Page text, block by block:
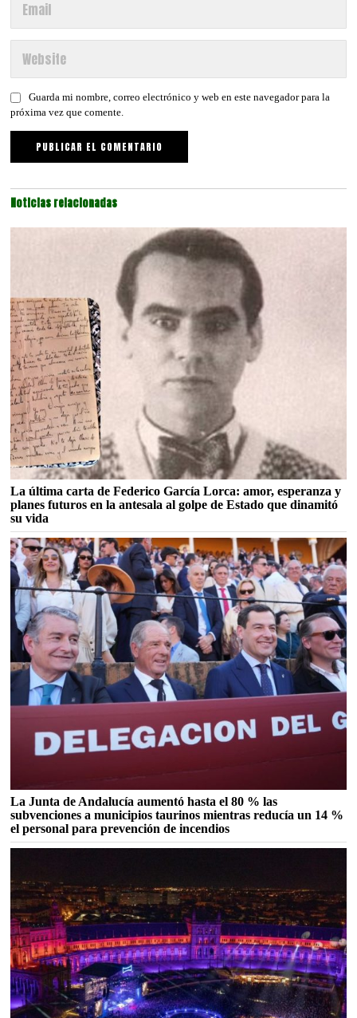
Guarda mi nombre, correo electrónico y web en este navegador para la
próxima vez que comente.
Noticias relacionadas
La última carta de Federico García Lorca: amor, esperanza y
planes futuros en la antesala al golpe de Estado que dinamitó
su vida
La Junta de Andalucía aumentó hasta el 80 % las
subvenciones a municipios taurinos mientras reducía un 14 %
el personal para prevención de incendios